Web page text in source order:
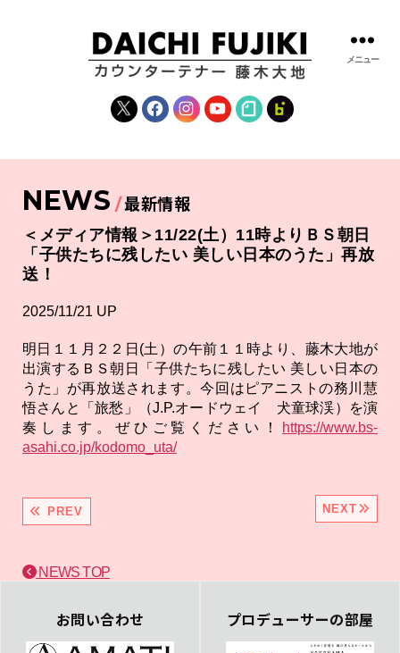
木
大
|
WEBSITE
X FacebookInstagramYouTube
note fanclub
メニュー
NEWS 最新情報
＜メディア情報＞11/22(土）11時よりＢＳ朝日
「子供たちに残したい 美しい日本のうた」再放
送！
2025/11/21 UP
明日１１月２２日(土）の午前１１時より、藤木大地が
出演するＢＳ朝日「子供たちに残したい 美しい日本の
うた」が再放送されます。今回はピアニストの務川慧
悟さんと「旅愁」（J.P.オードウェイ 犬童球渓）を演
奏します。ぜひご覧ください！
https://www.bs-
asahi.co.jp/kodomo_uta/
PREV NEXT
NEWS TOP
お問い合わせ プロデューサーの部屋